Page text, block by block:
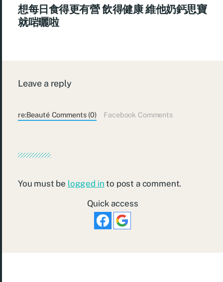
想每日食得更有營 飲得健康 維他奶鈣思寶
就啱曬啦
Leave a reply
re:Beauté Comments (0) Facebook Comments
You must be logged in to post a comment.
Quick access